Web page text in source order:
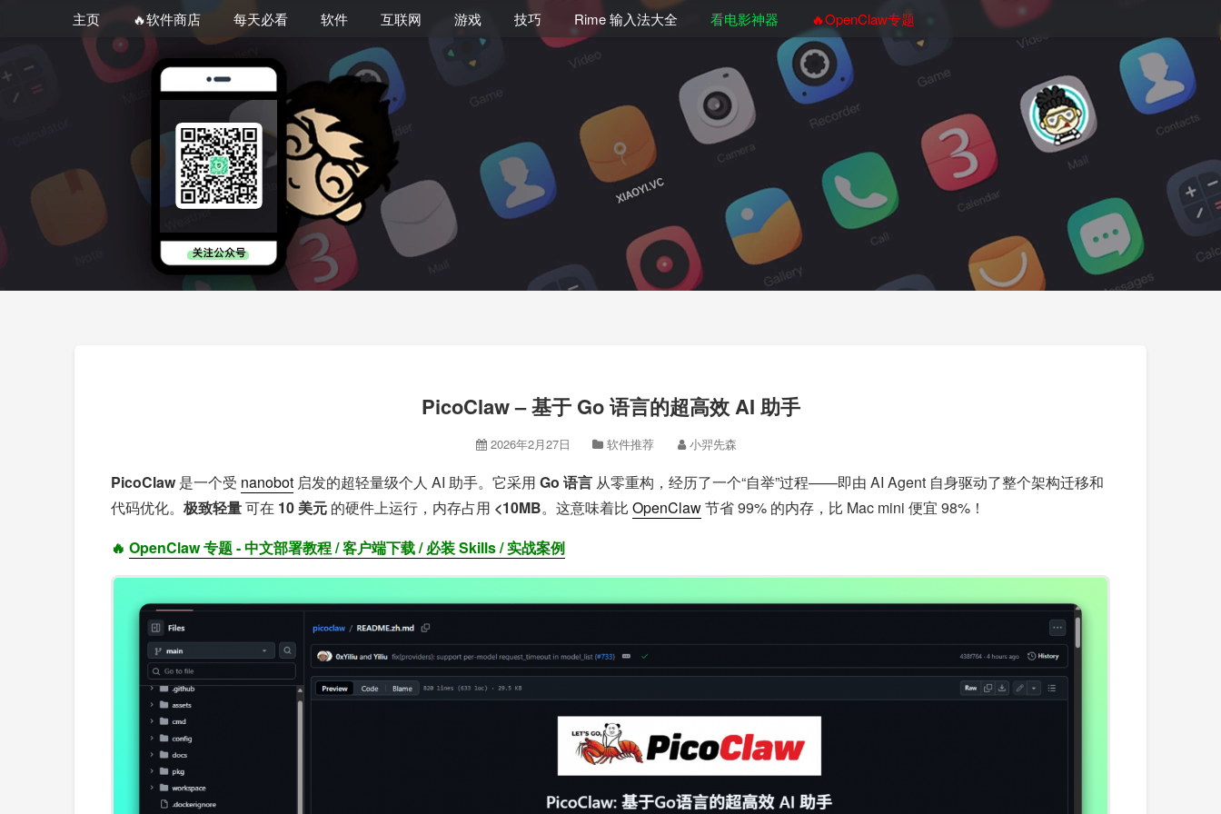
主页 🔥软件商店 每天必看 软件 互联网 游戏 技巧 Rime 输入法大全 看电影神器 🔥OpenClaw专题
PicoClaw – 基于 Go 语言的超高效 AI 助手
2026年2月27日 软件推荐 小羿先森
PicoClaw 是一个受 nanobot 启发的超轻量级个人 AI 助手。它采用 Go 语言 从零重构，经历了一个“自举”过程——即由 AI Agent 自身驱动了整个架构迁移和
代码优化。 极致轻量可在 10 美元 的硬件上运行，内存占用 <10MB。这意味着比 OpenClaw节省 99% 的内存，比 Mac mini 便宜 98%！
🔥 OpenClaw 专题 - 中文部署教程 / 客户端下载 / 必装 Skills / 实战案例